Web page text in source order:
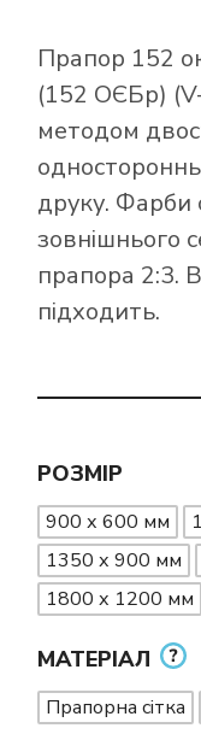
Прапор 152
(152 ОЄБр)
методом
друку. Фарби
зовнішнього
прапора 2:3.
підходить.
РОЗМІР
900 х 600 мм
1350 х 900 мм
1800 х 1200 мм
МАТЕРІАЛ
Прапорна сітка